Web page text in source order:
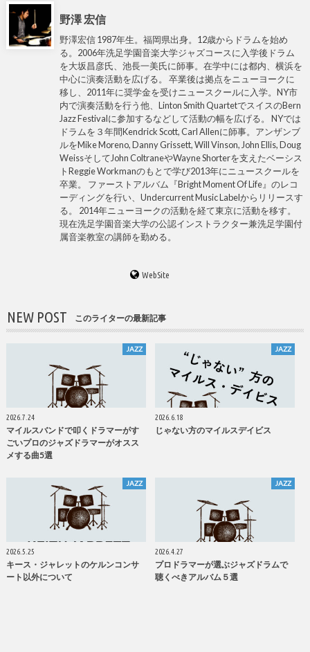
野澤 宏信
野澤宏信 1987年生。福岡県出身。12歳からドラムを始め
る。2006年洗足学園音楽大学ジャズコースに入学後ドラム
を大坂昌彦氏、池長一美氏に師事。在学中には都内、横浜を
中心に演奏活動を広げる。 卒業後は拠点をニューヨークに
移し、2011年に奨学金を受けニュースクールに入学。NY市
内で演奏活動を行う他、Linton Smith QuartetでスイスのBern
Jazz Festivalに参加するなどして活動の幅を広げる。 NYでは
ドラムを３年間Kendrick Scott, Carl Allenに師事。アンザンブ
ルをMike Moreno, Danny Grissett, Will Vinson, John Ellis, Doug
WeissそしてJohn ColtraneやWayne Shorterを支えたベーシス
トReggie Workmanのもとで学び2013年にニュースクールを
卒業。 ファーストアルバム『Bright Moment Of Life』のレコ
ーディングを行い、Undercurrent Music Labelからリリースす
る。 2014年ニューヨークの活動を経て東京に活動を移す。
現在洗足学園音楽大学の公認インストラクター兼洗足学園付
属音楽教室の講師を勤める。
WebSite
NEW POST このライターの最新記事
JAZZ
2026.7.24
マイルスバンドで叩くドラマーがす
ごいプロのジャズドラマーがオスス
メする曲5選
JAZZ
2026.6.18
じゃない方のマイルスデイビス
JAZZ
2026.5.25
キース・ジャレットのケルンコンサ
ート以外について
JAZZ
2026.4.27
プロドラマーが選ぶジャズドラムで
聴くべきアルバム５選